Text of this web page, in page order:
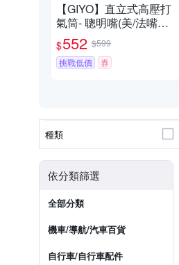
【GIYO】直立式高壓打
氣筒- 聰明嘴(美/法嘴通
用) GF-55E
$552 $599
挑戰低價
券
種類
依分類篩選
全部分類
機車/導航/汽車百貨
自行車/自行車配件